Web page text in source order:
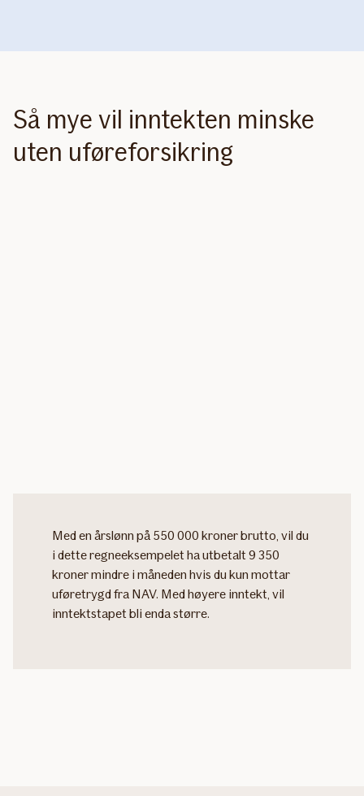
Så mye vil inntekten minske
uten uføreforsikring
Med en årslønn på 550 000 kroner brutto, vil du
i dette regneeksempelet ha utbetalt 9 350
kroner mindre i måneden hvis du kun mottar
uføretrygd fra NAV. Med høyere inntekt, vil
inntektstapet bli enda større.